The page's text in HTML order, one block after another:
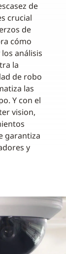
de
crucial
de
cómo
análisis
la
de robo
las
Y con el
vision,
garantiza
y